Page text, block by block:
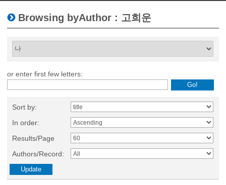
Browsing byAuthor : 고희운
or enter first few letters:
Sort by:
In order:
Results/Page
Authors/Record: